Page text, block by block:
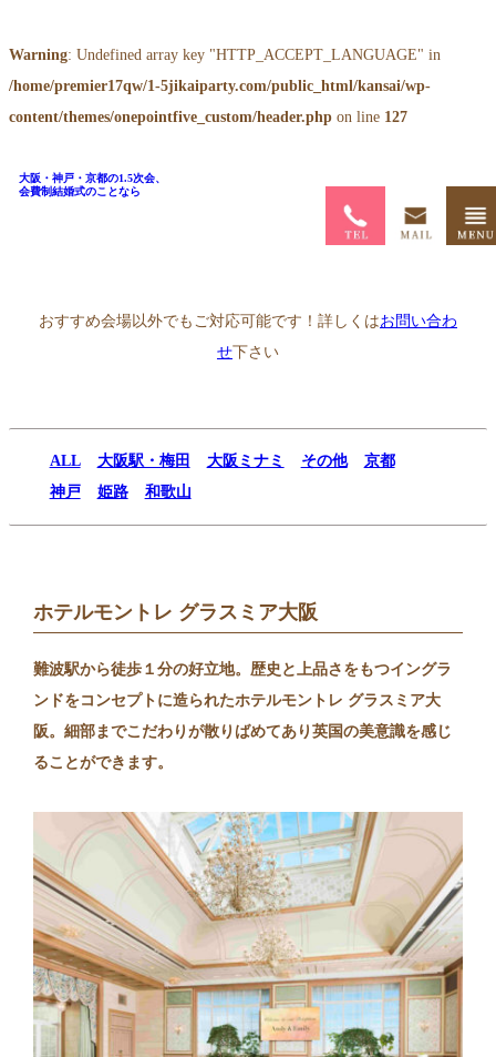
Warning: Undefined array key "HTTP_ACCEPT_LANGUAGE" in
/home/premier17qw/1-5jikaiparty.com/public_html/kansai/wp-
content/themes/onepointfive_custom/header.php on line 127
大阪・神戸・京都の1.5次会、
会費制結婚式のことなら
おすすめ会場以外でもご対応可能です！詳しくはお問い合わ
せ下さい
ALL 大阪駅・梅田 大阪ミナミ その他
京都
神戸
姫路 和歌山
ホテルモントレ グラスミア大阪
難波駅から徒歩１分の好立地。歴史と上品さをもつイングラ
ンドをコンセプトに造られたホテルモントレ グラスミア大
阪。細部までこだわりが散りばめてあり英国の美意識を感じ
ることができます。